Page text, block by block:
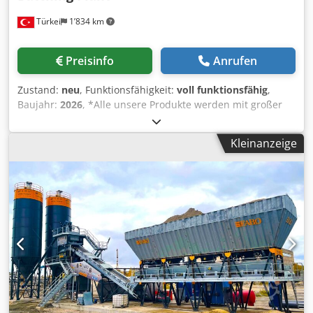
Wartungsplattformen, Leiter • Wasserverwiegungsbunker
• Zusatzmittelverwiegungsbunker • Kompressor
• Zementschnecke • Schraubbares Zementsilo • Obenfilter,
Automatisierungssystem • Steuer- und Leistungsschrank
FÜR WEITERE INFORMATIONEN KONTAKTIEREN SIE UNS
Türkei 1’834 km
Preisinfo Anrufen
Zustand: neu, Funktionsfähigkeit: voll funktionsfähig,
Baujahr: 2026, *Alle unsere Produkte werden mit großer
Sorgfalt hergestellt und sind durch eine einjährige
Garantie abgedeckt! *Installation und Bedienerschulung
sind kostenlos. Die stationären Betonmischanlagen der
COMPACT-Serie bieten praktische und effektive Lösungen,
die den Anforderungen aller Bereiche gerecht werden.
Stationäre Betonmischanlagen ermöglichen eine einfache
und effiziente Produktion homogener Betonmischungen in
großen Mengen. Die COMPACT-Serie zeichnet sich durch
eine einfache Bedienung und geringe Investitionskosten
aus. Darüber hinaus ermöglicht die Anlage eine präzise
Nutzung der Unternehmensressourcen, wodurch Zeit
gespart und letztendlich höhere Gewinne erzielt werden
können. TECHNISCHE DATEN: Modell: COMPACT 160
Produktionskapazität: 160 m³ Mischertyp:
Kleinanzeige